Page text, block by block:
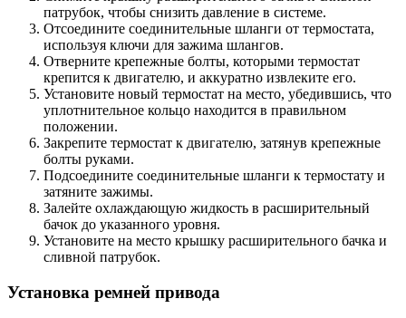
патрубок, чтобы снизить давление в системе.
Отсоедините соединительные шланги от термостата,
используя ключи для зажима шлангов.
Отверните крепежные болты, которыми термостат
крепится к двигателю, и аккуратно извлеките его.
Установите новый термостат на место, убедившись, что
уплотнительное кольцо находится в правильном
положении.
Закрепите термостат к двигателю, затянув крепежные
болты руками.
Подсоедините соединительные шланги к термостату и
затяните зажимы.
Залейте охлаждающую жидкость в расширительный
бачок до указанного уровня.
Установите на место крышку расширительного бачка и
сливной патрубок.
Установка ремней привода